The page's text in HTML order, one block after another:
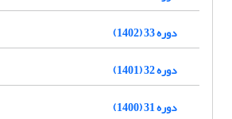
دوره 33 (1402)
دوره 32 (1401)
دوره 31 (1400)